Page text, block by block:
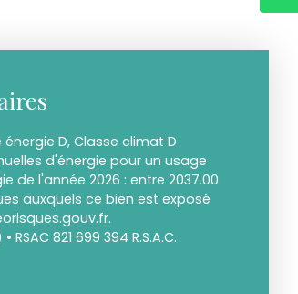
D, Classe climat D
d'énergie pour un usage
de l'année 2026 : entre 2037.00
auxquels ce bien est exposé
821 699 394 R.S.A.C.